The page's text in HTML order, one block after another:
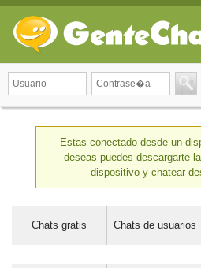
Estas conectado desde un
deseas puedes descargarte
dispositivo y chatear
Chats gratis Chats de usuarios